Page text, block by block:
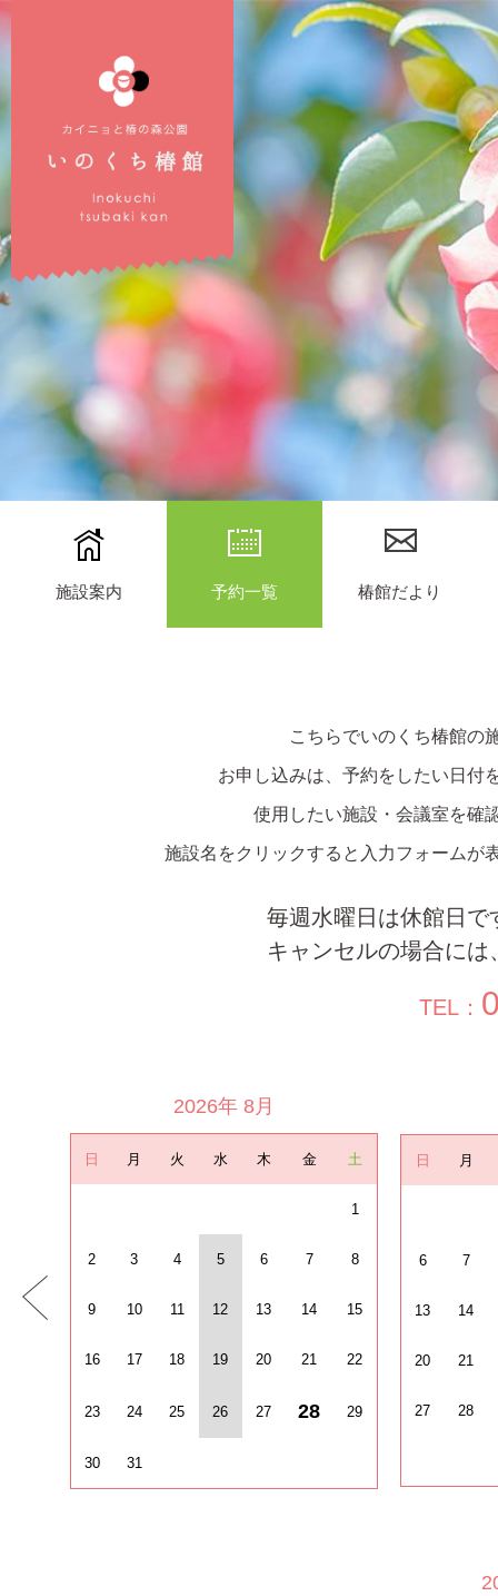
施設案内 予約一覧 椿館だより
こちらでいのくち椿館の
お申し込みは、予約をしたい日付
使用したい施設・会議室を確
施設名をクリックすると入力フォームが
毎週水曜日は休館日
キャンセルの場合に
TEL：
2026年 8月
日 月 火 水 木 金 土
1
2 3 4 5 6 7 8
9 10 11 12 13 14 15
16 17 18 19 20 21 22
23 24 25 26 27 28 29
30 31
日 月
6 7
13 14
20 21
27 28